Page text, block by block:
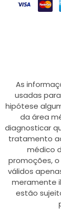
As
usadas
hipótese
da área
diagnosticar
tratamento
médico
promoções,
válidos
meramente
estão